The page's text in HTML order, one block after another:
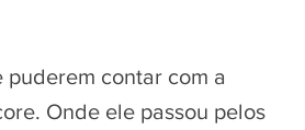
puderem contar com a
Onde ele passou pelos